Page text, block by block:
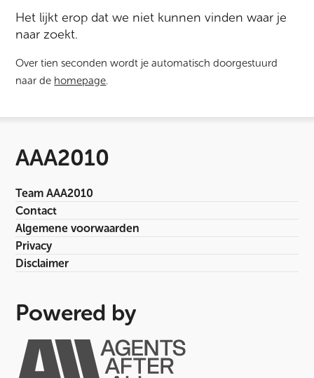
Het lijkt erop dat we niet kunnen vinden waar je
naar zoekt.
Over tien seconden wordt je automatisch doorgestuurd
naar de homepage.
AAA2010
Team AAA2010
Contact
Algemene voorwaarden
Privacy
Disclaimer
Powered by